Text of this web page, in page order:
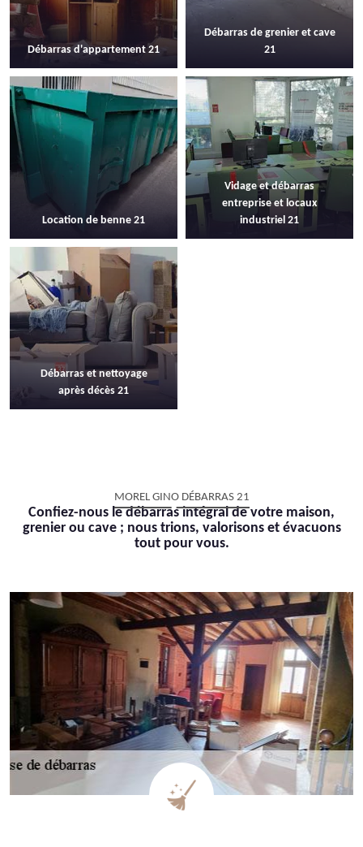
Débarras d'appartement 21
Débarras de grenier et cave
21
Location de benne 21
Vidage et débarras
entreprise et locaux
industriel 21
Débarras et nettoyage
après décès 21
MOREL GINO DÉBARRAS 21
Confiez-nous le débarras intégral de votre maison,
grenier ou cave ; nous trions, valorisons et évacuons
tout pour vous.